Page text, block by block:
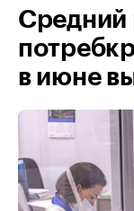
Средний
в июне